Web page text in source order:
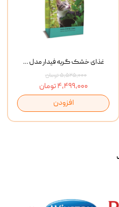
غذای خشک گربه فیدار مدل Adult وزن 10 کیلوگرم
۵,۵۲۵,۰۰۰ تومان
۴,۴۹۹,۰۰۰ تومان
افزودن